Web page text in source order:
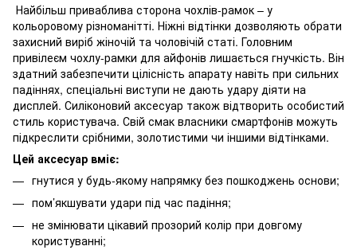
Найбільш приваблива сторона чохлів-рамок – у
кольоровому різноманітті. Ніжні відтінки дозволяють обрати
захисний виріб жіночій та чоловічій статі. Головним
привілеєм чохлу-рамки для айфонів лишається гнучкість. Він
здатний забезпечити цілісність апарату навіть при сильних
падіннях, спеціальні виступи не дають удару діяти на
дисплей. Силіконовий аксесуар також відтворить особистий
стиль користувача. Свій смак власники смартфонів можуть
підкреслити срібними, золотистими чи іншими відтінками.
Цей аксесуар вміє:
гнутися у будь-якому напрямку без пошкоджень основи;
пом’якшувати удари під час падіння;
не змінювати цікавий прозорий колір при довгому
користуванні;